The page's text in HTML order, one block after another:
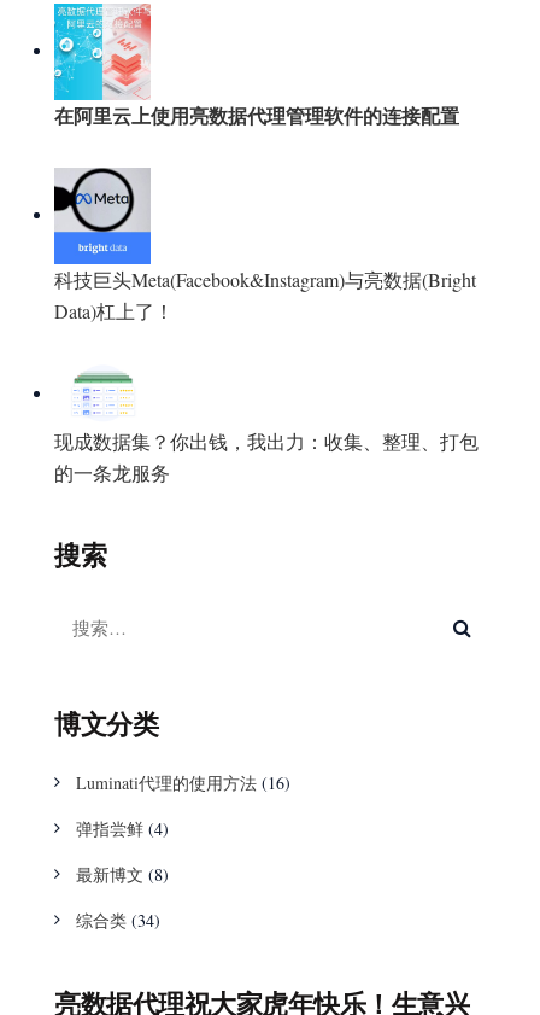
在阿里云上使用亮数据代理管理软件的连接配置
科技巨头Meta(Facebook&Instagram)与亮数据(Bright
Data)杠上了！
现成数据集？你出钱，我出力：收集、整理、打包
的一条龙服务
搜索
博文分类
Luminati代理的使用方法 (16)
弹指尝鲜 (4)
最新博文 (8)
综合类 (34)
亮数据代理祝大家虎年快乐！生意兴